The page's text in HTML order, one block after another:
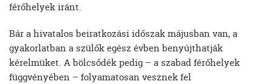
férőhelyek iránt.
Bár a hivatalos beiratkozási időszak májusban van, a
gyakorlatban a szülők egész évben benyújthatják
kérelmüket. A bölcsődék pedig – a szabad férőhelyek
függvényében – folyamatosan vesznek fel